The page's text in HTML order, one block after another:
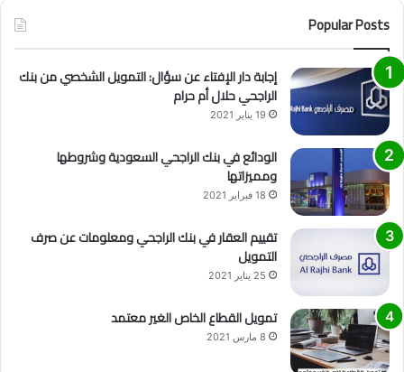
Popular Posts
إجابة دار الإفتاء عن سؤال: التمويل الشخصي من بنك
الراجحي حلال أم حرام
19 يناير 2021
الودائع في بنك الراجحي السعودية وشروطها
ومميزاتها
18 فبراير 2021
تقييم العقار في بنك الراجحي ومعلومات عن صرف
التمويل
25 يناير 2021
تمويل القطاع الخاص الغير معتمد
8 مارس 2021